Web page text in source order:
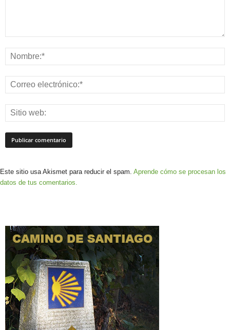
Este sitio usa Akismet para reducir el spam. Aprende cómo se procesan los
datos de tus comentarios.